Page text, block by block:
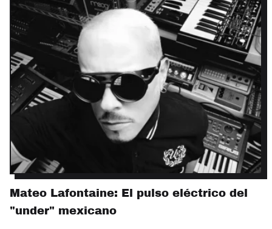
Mateo Lafontaine: El pulso eléctrico del
"under" mexicano